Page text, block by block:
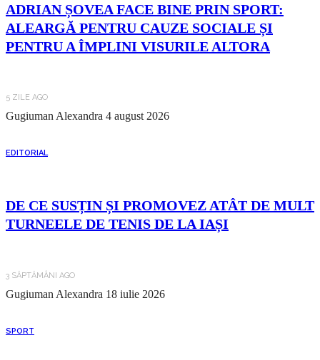
ADRIAN ȘOVEA FACE BINE PRIN SPORT:
ALEARGĂ PENTRU CAUZE SOCIALE ȘI
PENTRU A ÎMPLINI VISURILE ALTORA
5 ZILE AGO
Gugiuman Alexandra 4 august 2026
EDITORIAL
DE CE SUSȚIN ȘI PROMOVEZ ATÂT DE MULT
TURNEELE DE TENIS DE LA IAȘI
3 SĂPTĂMÂNI AGO
Gugiuman Alexandra 18 iulie 2026
SPORT